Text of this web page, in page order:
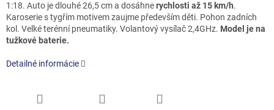
1:18. Auto je dlouhé 26,5 cm a dosáhnerychlosti až 15 km/h.
Karoserie s tygřím motivem zaujme především děti. Pohon zadních
kol. Velké terénní pneumatiky. Volantový vysílač 2,4GHz. Model je na
tužkové baterie.
Detailné informácie